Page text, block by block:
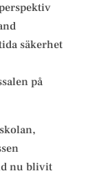
säkerhet
på
nu blivit